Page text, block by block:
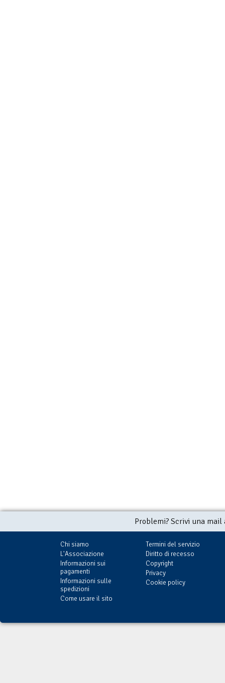
Problemi? Scrivi una
Chi siamo
L'Associazione
Informazioni sui
pagamenti
Informazioni sulle
spedizioni
Come usare il sito
Termini del servizio
Diritto di recesso
Copyright
Privacy
Cookie policy